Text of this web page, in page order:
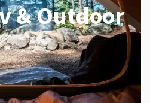
& Outdoor